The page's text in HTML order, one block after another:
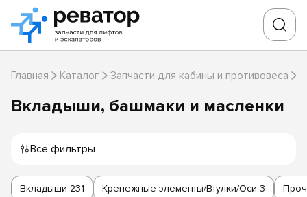
Главная Каталог Запчасти для кабины и противовеса
Вкладыши, башмаки и масленки
Все фильтры
Вкладыши 231 Крепежные элементы/Втулки/Оси 3